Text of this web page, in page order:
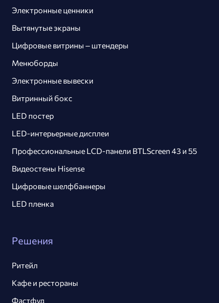
Электронные ценники
Вытянутые экраны
Цифровые витрины – штендеры
Менюборды
Электронные вывески
Витринный бокс
LED постер
LED-интерьерные дисплеи
Профессиональные LCD-панели BTLScreen 43 и 55
Видеостены Hisense
Цифровые шелфбаннеры
LED пленка
Решения
Ритейл
Кафе и рестораны
Фастфуд